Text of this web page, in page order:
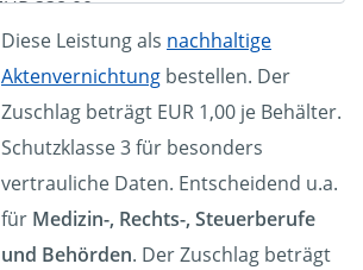
Diese Leistung als nachhaltige
Aktenvernichtung bestellen. Der
Zuschlag beträgt EUR 1,00 je Behälter.
Schutzklasse 3 für besonders
vertrauliche Daten. Entscheidend u.a.
für Medizin-, Rechts-, Steuerberufe
und Behörden. Der Zuschlag beträgt